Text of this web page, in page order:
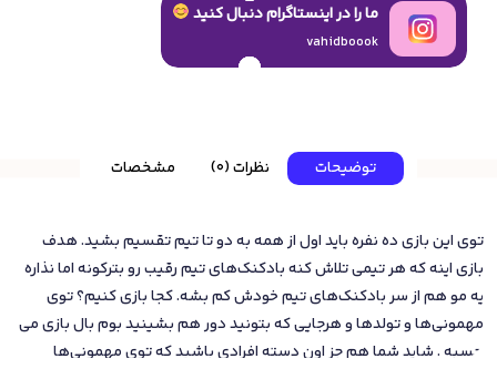
ما را در اینستاگرام دنبال کنید
vahidboook
توضیحات نظرات (0) مشخصات
توی این بازی ده نفره باید اول از همه به دو تا تیم تقسیم بشید. هدف
بازی اینه که هر تیمی تلاش کنه بادکنک‌های تیم رقیب رو بترکونه اما نذاره
یه مو هم از سر بادکنک‌های تیم خودش کم بشه. کجا بازی کنیم؟ توی
مهمونی‌ها و تولدها و هرجایی که بتونید دور هم بشینید بوم بال بازی می
چسبه . شاید شما هم جز اون دسته افرادی باشید که توی مهمونی‌ها